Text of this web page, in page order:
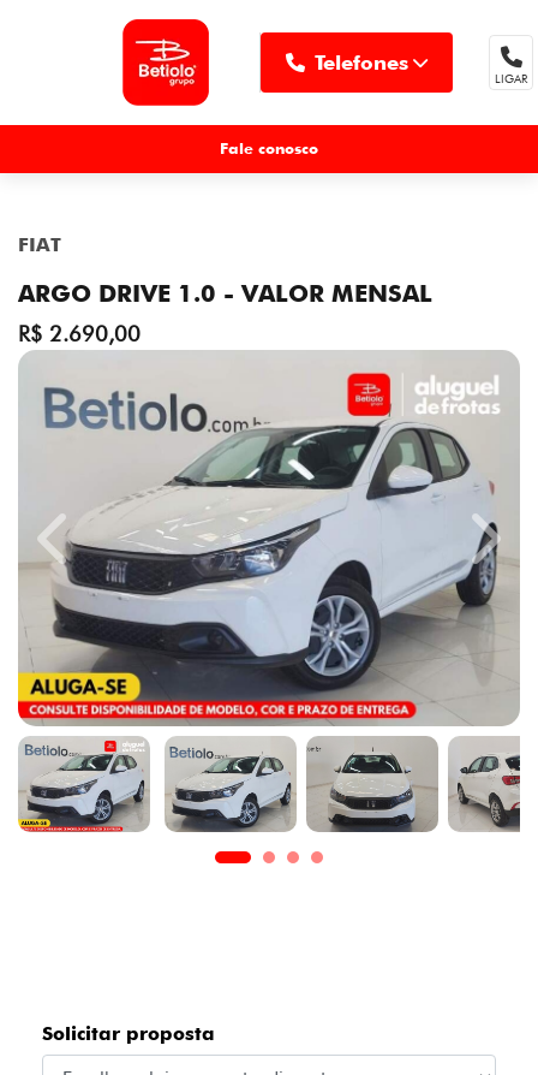
Telefones
LIGAR
Fale conosco
FIAT
ARGO DRIVE 1.0 - VALOR MENSAL
R$ 2.690,00
Previous Next
Solicitar proposta